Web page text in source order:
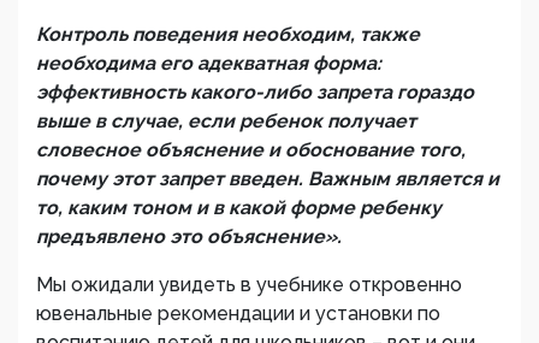
Контроль поведения необходим, также
необходима его адекватная форма:
эффективность какого-либо запрета гораздо
выше в случае, если ребенок получает
словесное объяснение и обоснование того,
почему этот запрет введен. Важным является и
то, каким тоном и в какой форме ребенку
предъявлено это объяснение».
Мы ожидали увидеть в учебнике откровенно
ювенальные рекомендации и установки по